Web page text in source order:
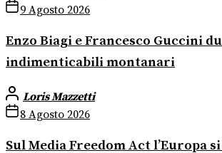
9 Agosto 2026
Enzo Biagi e Francesco Guccini
indimenticabili montanari
Loris Mazzetti
8 Agosto 2026
Sul Media Freedom Act l’Europa